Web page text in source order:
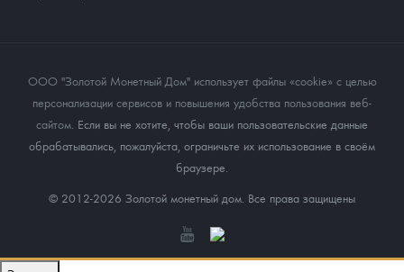
ООО "Золотой Монетный Дом" использует файлы «cookie» с целью
персонализации сервисов и повышения удобства пользования веб-
сайтом . Если вы не хотите, чтобы ваши пользовательские данные
обрабатывались, пожалуйста, ограничьте их использование в своём
браузере.
© 2012-2026 Золотой монетный дом. Все права защищены